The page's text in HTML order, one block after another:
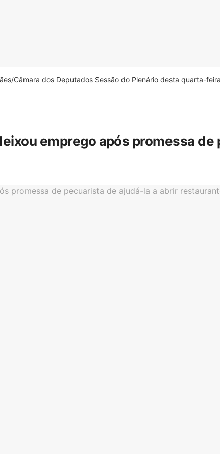
Câmara dos Deputados Sessão do Plenário desta quarta-
emprego após promessa